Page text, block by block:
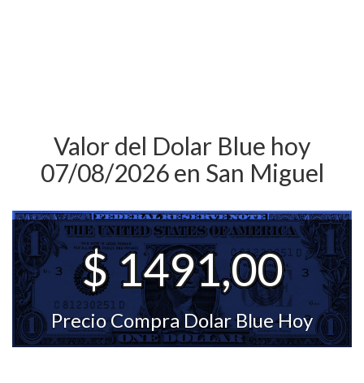
Valor del Dolar Blue hoy
07/08/2026 en San Miguel
$ 1491,00
Precio Compra Dolar Blue Hoy